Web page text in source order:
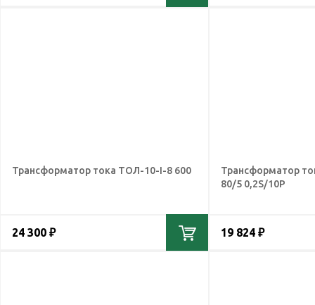
Трансформатор тока ТОЛ-10-I-8 600
24 300 ₽
Трансформатор
80/5 0,2S/10Р
19 824 ₽